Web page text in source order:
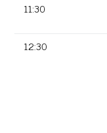
11:30
12:30